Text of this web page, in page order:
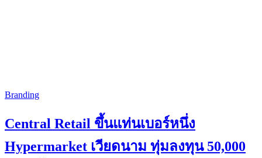
Branding
Central Retail ขึ้นแท่นเบอร์หนึ่ง
Hypermarket เวียดนาม ทุ่มลงทุน 50,000